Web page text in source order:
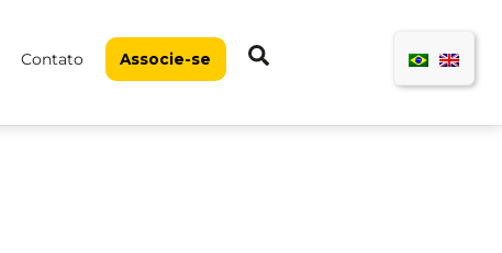
Contato Associe-se